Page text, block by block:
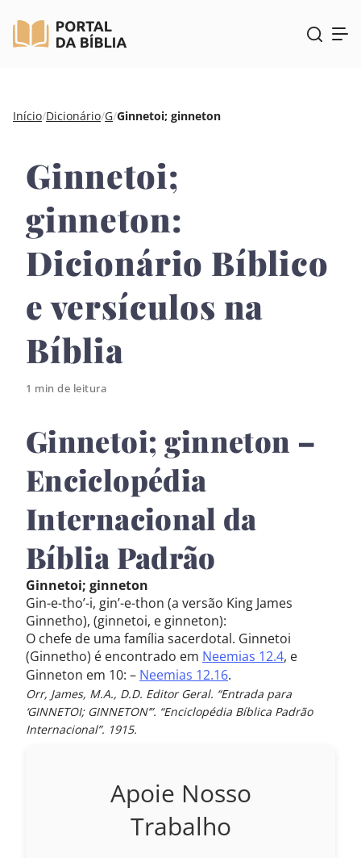
Pular
conteúdo
Início/Dicionário/G/Ginnetoi; ginneton
Ginnetoi;
ginneton:
Dicionário Bíblico
e versículos na
Bíblia
1 min de leitura
Ginnetoi; ginneton –
Enciclopédia
Internacional da
Bíblia Padrão
Ginnetoi; ginneton
Gin-e-tho’-i, gin’-e-thon (a versão King James
Ginnetho), (ginnetoi, e ginneton):
O chefe de uma família sacerdotal. Ginnetoi
(Ginnetho) é encontrado em Neemias 12.4, e
Ginneton em 10: – Neemias 12.16.
Orr, James, M.A., D.D. Editor Geral. “Entrada para
‘GINNETOI; GINNETON’”. “Enciclopédia Bíblica Padrão
Internacional”. 1915.
Apoie Nosso
Trabalho